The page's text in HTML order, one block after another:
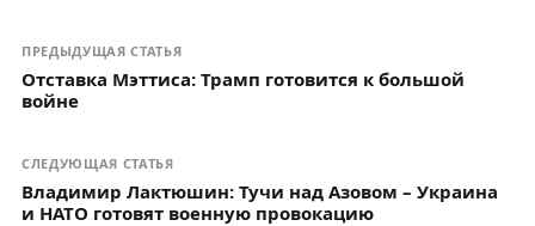
ПРЕДЫДУЩАЯ СТАТЬЯ
Отставка Мэттиса: Трамп готовится к большой
войне
СЛЕДУЮЩАЯ СТАТЬЯ
Владимир Лактюшин: Тучи над Азовом – Украина
и НАТО готовят военную провокацию